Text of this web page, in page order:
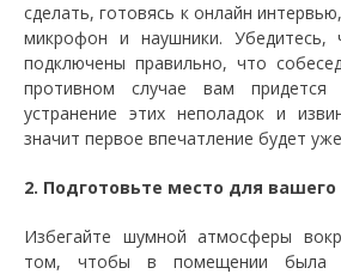
сделать, готовясь к онлайн
микрофон и наушники. Убедитесь,
подключены правильно, что
противном случае вам
устранение этих неполадок и
значит первое впечатление будет
2. Подготовьте место для
Избегайте шумной атмосферы
том, чтобы в помещении была